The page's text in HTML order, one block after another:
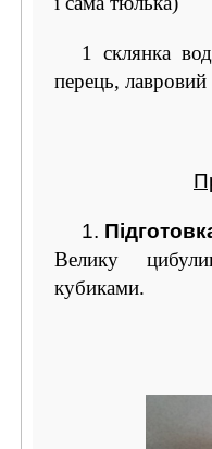
1 склянка
перець, лавровий
1.
Велику
кубиками.